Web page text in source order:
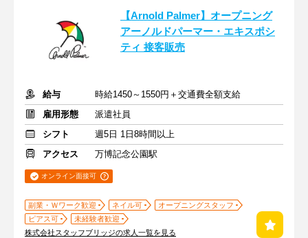
【Arnold Palmer】オープニング
アーノルドパーマー・エキスポシ
ティ 接客販売
給与
時給1450～1550円＋交通費全額支給
雇用形態
派遣社員
シフト
週5日 1日8時間以上
アクセス
万博記念公園駅
オンライン面接可
副業・Ｗワーク歓迎 ネイル可
オープニングスタッフ
ピアス可
未経験者歓迎
株式会社スタッフブリッジの求人一覧を見る